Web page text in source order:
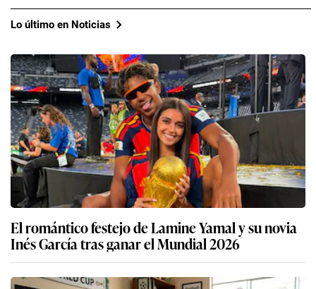
Lo último en Noticias
El romántico festejo de Lamine Yamal y su novia
Inés García tras ganar el Mundial 2026